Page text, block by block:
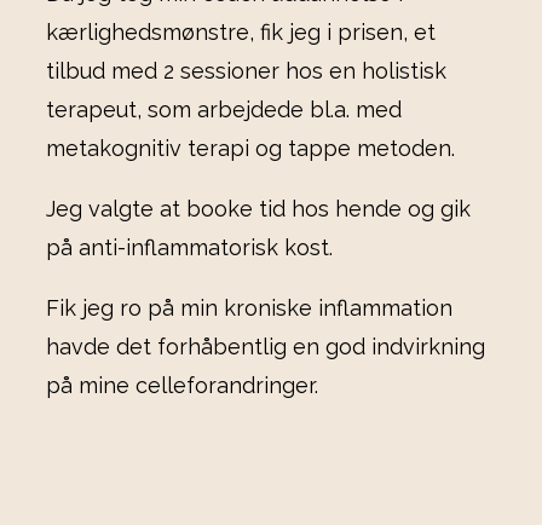
kærlighedsmønstre, fik jeg i prisen, et
tilbud med 2 sessioner hos en holistisk
terapeut, som arbejdede bl.a. med
metakognitiv terapi og tappe metoden.
Jeg valgte at booke tid hos hende og gik
på anti-inflammatorisk kost.
Fik jeg ro på min kroniske inflammation
havde det forhåbentlig en god indvirkning
på mine celleforandringer.